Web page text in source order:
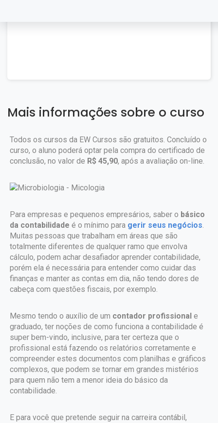
Mais informações sobre o curso
Todos os cursos da EW Cursos são gratuitos. Concluído o
curso, o aluno poderá optar pela compra do certificado de
conclusão, no valor de R$ 45,90, após a avaliação on-line.
Para empresas e pequenos empresários, saber o básico
da contabilidade é o mínimo para gerir seus negócios.
Muitas pessoas que trabalham em áreas que são
totalmente diferentes de qualquer ramo que envolva
cálculo, podem achar desafiador aprender contabilidade,
porém ela é necessária para entender como cuidar das
finanças e manter as contas em dia, não tendo dores de
cabeça com questões fiscais, por exemplo.
Mesmo tendo o auxílio de um contador profissional e
graduado, ter noções de como funciona a contabilidade é
super bem-vindo, inclusive, para ter certeza que o
profissional está fazendo os relatórios corretamente e
compreender estes documentos com planilhas e gráficos
complexos, que podem se tornar em grandes mistérios
para quem não tem a menor ideia do básico da
contabilidade.
E para você que pretende seguir na carreira contábil,